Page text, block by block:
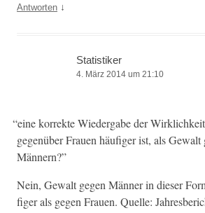
Antworten ↓
Statistiker
4. März 2014 um 21:10
“eine kor­rek­te Wieder­gabe der
gegenüber Frauen häu­figer ist, als Gewalt
Männern?”
Nein, Gewalt gegen Män­ner in dieser
figer als gegen Frauen. Quelle: